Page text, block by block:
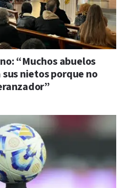
“Muchos abuelos
nietos porque no